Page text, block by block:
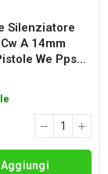
Silenziatore
A 14mm
We Pps...
Aggiungi